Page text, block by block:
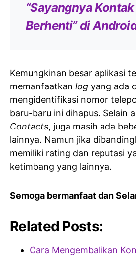
“Sayangnya
Berhenti” di
Kemungkinan besar aplikasi
memanfaatkan log yang ada
mengidentifikasi nomor
baru-baru ini dihapus. Selain
Contacts, juga masih ada
lainnya. Namun jika
memiliki rating dan reputasi
ketimbang yang lainnya.
Semoga bermanfaat dan
Related Posts:
Cara Mengembalikan